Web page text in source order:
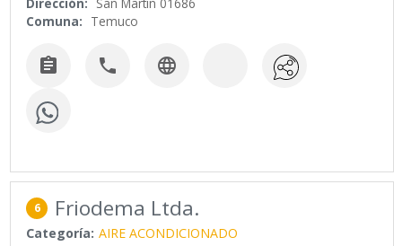
Comuna: Temuco
  
6 Friodema Ltda.
Categoría: AIRE ACONDICIONADO